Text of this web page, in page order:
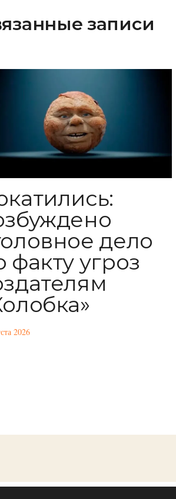
записи
дело
факту угроз
2026